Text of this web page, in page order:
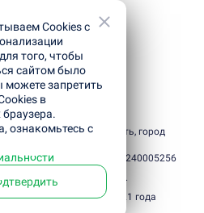
Cookies с
того, чтобы
сайтом было
можете запретить
в
браузера.
ознакомьтесь с
с 09:00 до 21:00
информация
погашение кредита
кредит под залог
кредит
работаем
принимаем
2026 год, БИН 141240005256
микрокредита от 46%.
Дата выдачи: 12.03.2021 года
фактический адрес
Костанайская область, город
Амангельды, дом 46